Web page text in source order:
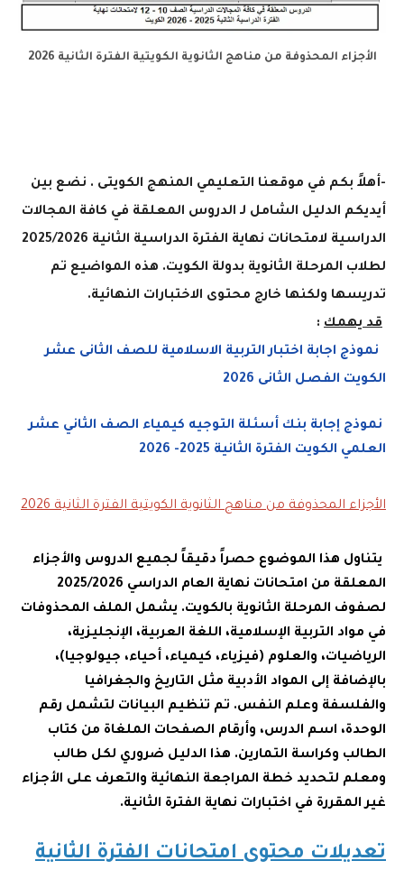
الأجزاء المحذوفة من مناهج الثانوية الكويتية الفترة الثانية 2026
-أهلاً بكم في موقعنا التعليمي المنهج الكويتى . نضع بين
أيديكم الدليل الشامل لـ الدروس المعلقة في كافة المجالات
الدراسية لامتحانات نهاية الفترة الدراسية الثانية 2025/2026
لطلاب المرحلة الثانوية بدولة الكويت. هذه المواضيع تم
تدريسها ولكنها خارج محتوى الاختبارات النهائية.
قد يهمك :
نموذج اجابة اختبار التربية الاسلامية للصف الثانى عشر
الكويت الفصل الثانى 2026
نموذج إجابة بنك أسئلة التوجيه كيمياء الصف الثاني عشر
العلمي الكويت الفترة الثانية 2025- 2026
الأجزاء المحذوفة من مناهج الثانوية الكويتية الفترة الثانية 2026
يتناول هذا الموضوع حصراً دقيقاً لجميع الدروس والأجزاء
المعلقة من امتحانات نهاية العام الدراسي 2025/2026
لصفوف المرحلة الثانوية بالكويت. يشمل الملف المحذوفات
في مواد التربية الإسلامية، اللغة العربية، الإنجليزية،
الرياضيات، والعلوم (فيزياء، كيمياء، أحياء، جيولوجيا)،
بالإضافة إلى المواد الأدبية مثل التاريخ والجغرافيا
والفلسفة وعلم النفس. تم تنظيم البيانات لتشمل رقم
الوحدة، اسم الدرس، وأرقام الصفحات الملغاة من كتاب
الطالب وكراسة التمارين. هذا الدليل ضروري لكل طالب
ومعلم لتحديد خطة المراجعة النهائية والتعرف على الأجزاء
غير المقررة في اختبارات نهاية الفترة الثانية.
تعديلات محتوى امتحانات الفترة الثانية